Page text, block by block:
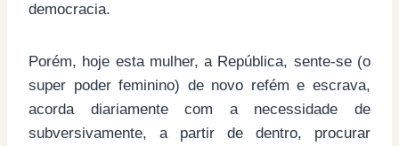
democracia.
Porém, hoje esta mulher, a República, sente-se (o
super poder feminino) de novo refém e escrava,
acorda diariamente com a necessidade de
subversivamente, a partir de dentro, procurar